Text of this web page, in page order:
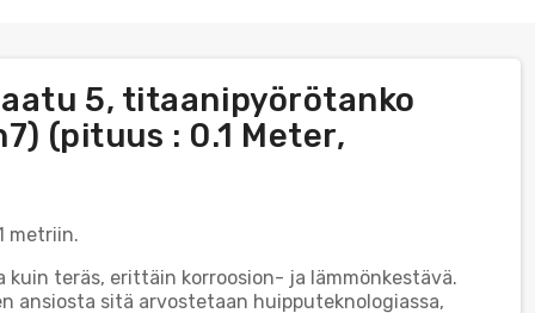
5, titaanipyörötanko
(pituus : 0.1 Meter,
metriin.
teräs, erittäin korroosion- ja lämmönkestävä.
ansiosta sitä arvostetaan huipputeknologiassa,